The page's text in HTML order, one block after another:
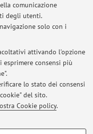
comunicazione
degli utenti.
solo con i
attivando l'opzione
esprimere consensi più
lo stato dei consensi
del sito.
Cookie policy.